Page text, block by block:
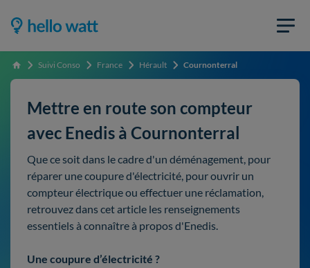
Accueil Suivi Conso France Hérault Cournonterral
Mettre en route son compteur
avec Enedis à Cournonterral
Que ce soit dans le cadre d'un déménagement, pour
réparer une coupure d'électricité, pour ouvrir un
compteur électrique ou effectuer une réclamation,
retrouvez dans cet article les renseignements
essentiels à connaître à propos d'Enedis.
Une coupure d’électricité ?